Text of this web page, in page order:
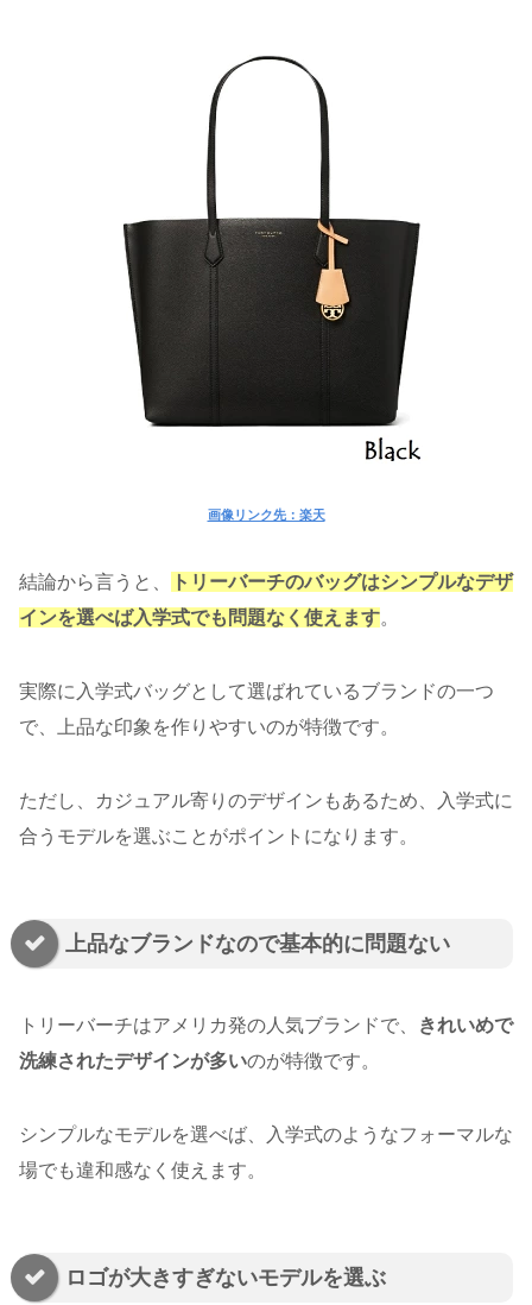
画像リンク先：楽天
結論から言うと、
トリーバーチのバッグはシンプルなデザ
インを選べば入学式でも問題なく使えます。
実際に入学式バッグとして選ばれているブランドの一つ
で、上品な印象を作りやすいのが特徴です。
ただし、カジュアル寄りのデザインもあるため、入学式に
合うモデルを選ぶことがポイントになります。
上品なブランドなので基本的に問題ない
トリーバーチはアメリカ発の人気ブランドで、
きれいめで
洗練されたデザインが多いのが特徴です。
シンプルなモデルを選べば、入学式のようなフォーマルな
場でも違和感なく使えます。
ロゴが大きすぎないモデルを選ぶ